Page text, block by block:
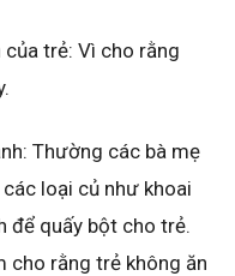
trẻ: Vì cho rằng
Thường các bà mẹ
loại củ như khoai
để quấy bột cho trẻ.
cho rằng trẻ không ăn